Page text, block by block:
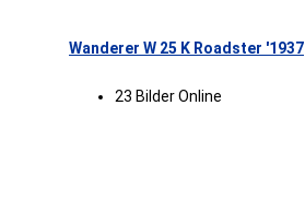
Wanderer W 25 K Roadster '1937
23 Bilder Online